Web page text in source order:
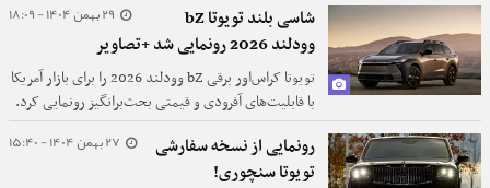
29 بهمن 1404 - 18:09
شاسی بلند تویوتا bZ
وودلند 2026 رونمایی شد +تصاویر
تویوتا کراس‌اور برقی bZ وودلند 2026 را برای بازار آمریکا
با قابلیت‌های آفرودی و قیمتی بحث‌برانگیز رونمایی کرد.
27 بهمن 1404 - 15:40
رونمایی از نسخه سفارشی
تویوتا سنچوری!